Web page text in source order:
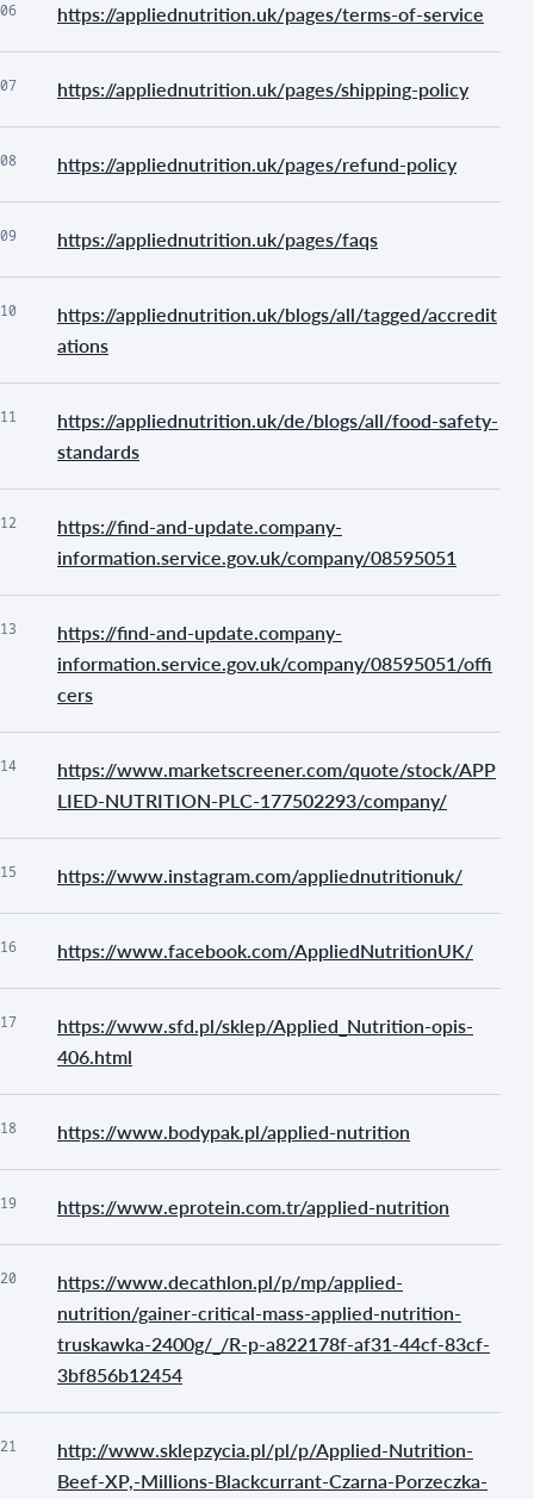
06 https://appliednutrition.uk/pages/terms-of-service
07 https://appliednutrition.uk/pages/shipping-policy
08 https://appliednutrition.uk/pages/refund-policy
09 https://appliednutrition.uk/pages/faqs
10
https://appliednutrition.uk/blogs/all/tagged/accredit
ations
11
https://appliednutrition.uk/de/blogs/all/food-safety-
standards
12
https://find-and-update.company-
information.service.gov.uk/company/08595051
13
https://find-and-update.company-
information.service.gov.uk/company/08595051/offi
cers
14
https://www.marketscreener.com/quote/stock/APP
LIED-NUTRITION-PLC-177502293/company/
15 https://www.instagram.com/appliednutritionuk/
16 https://www.facebook.com/AppliedNutritionUK/
17
https://www.sfd.pl/sklep/Applied_Nutrition-opis-
406.html
18 https://www.bodypak.pl/applied-nutrition
19 https://www.eprotein.com.tr/applied-nutrition
20
https://www.decathlon.pl/p/mp/applied-
nutrition/gainer-critical-mass-applied-nutrition-
truskawka-2400g/_/R-p-a822178f-af31-44cf-83cf-
3bf856b12454
21
http://www.sklepzycia.pl/pl/p/Applied-Nutrition-
Beef-XP,-Millions-Blackcurrant-Czarna-Porzeczka-